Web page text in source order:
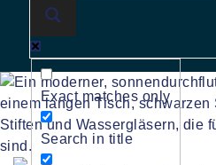
Exact matches only
Search in title